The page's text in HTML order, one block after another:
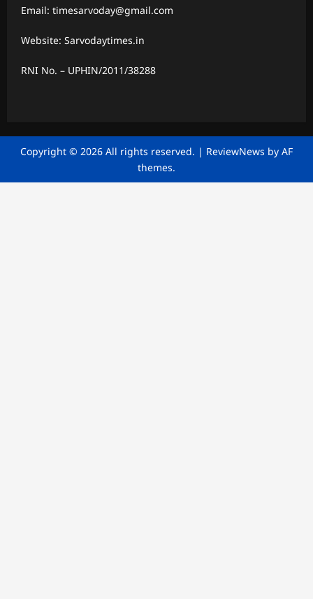
Email: timesarvoday@gmail.com
Website: Sarvodaytimes.in
RNI No. – UPHIN/2011/38288
Copyright © 2026 All rights reserved. | ReviewNews by AF
themes.